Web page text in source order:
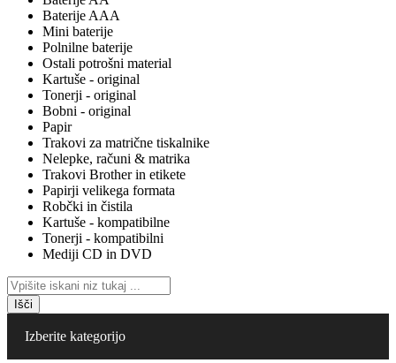
Baterije AAA
Mini baterije
Polnilne baterije
Ostali potrošni material
Kartuše - original
Tonerji - original
Bobni - original
Papir
Trakovi za matrične tiskalnike
Nelepke, računi & matrika
Trakovi Brother in etikete
Papirji velikega formata
Robčki in čistila
Kartuše - kompatibilne
Tonerji - kompatibilni
Mediji CD in DVD
Išči
Izberite kategorijo